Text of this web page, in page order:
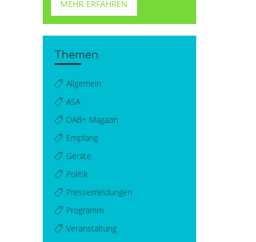
MEHR ERFAHREN
Themen
Allgemein
ASA
DAB+ Magazin
Empfang
Geräte
Politik
Pressemeldungen
Programm
Veranstaltung